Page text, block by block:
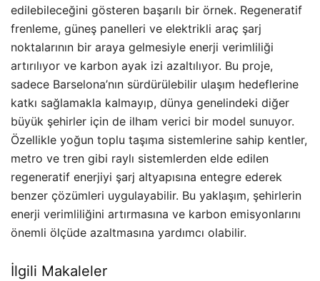
edilebileceğini gösteren başarılı bir örnek. Regeneratif
frenleme, güneş panelleri ve elektrikli araç şarj
noktalarının bir araya gelmesiyle enerji verimliliği
artırılıyor ve karbon ayak izi azaltılıyor. Bu proje,
sadece Barselona’nın sürdürülebilir ulaşım hedeflerine
katkı sağlamakla kalmayıp, dünya genelindeki diğer
büyük şehirler için de ilham verici bir model sunuyor.
Özellikle yoğun toplu taşıma sistemlerine sahip kentler,
metro ve tren gibi raylı sistemlerden elde edilen
regeneratif enerjiyi şarj altyapısına entegre ederek
benzer çözümleri uygulayabilir. Bu yaklaşım, şehirlerin
enerji verimliliğini artırmasına ve karbon emisyonlarını
önemli ölçüde azaltmasına yardımcı olabilir.
İlgili Makaleler